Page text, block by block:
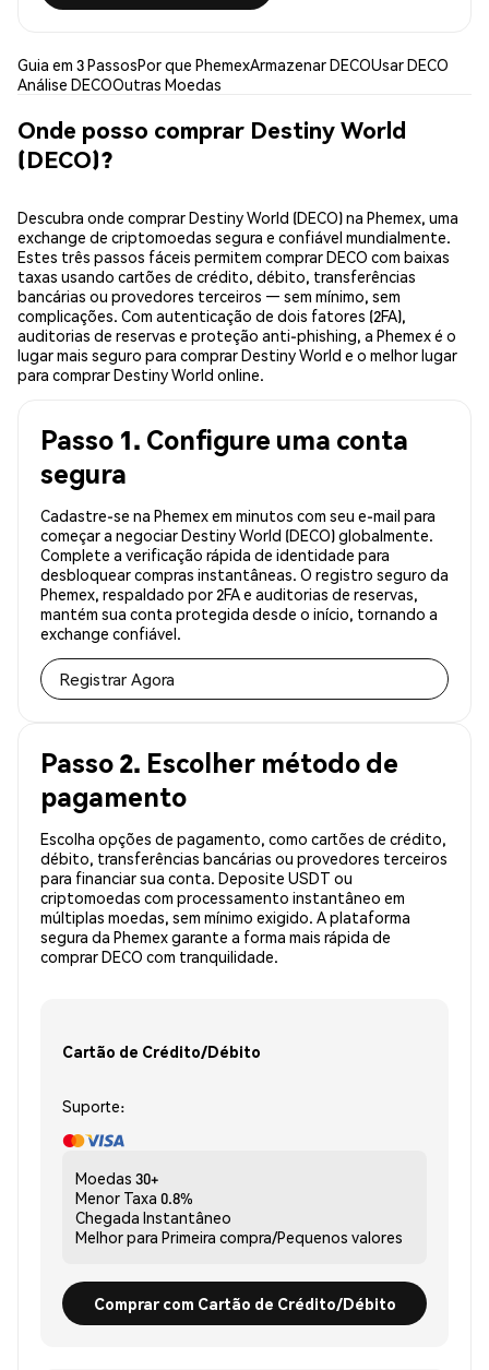
Guia em 3 PassosPor que PhemexArmazenar DECOUsar DECO
Análise DECOOutras Moedas
Onde posso comprar Destiny World
(DECO)?
Descubra onde comprar Destiny World (DECO) na Phemex, uma
exchange de criptomoedas segura e confiável mundialmente.
Estes três passos fáceis permitem comprar DECO com baixas
taxas usando cartões de crédito, débito, transferências
bancárias ou provedores terceiros — sem mínimo, sem
complicações. Com autenticação de dois fatores (2FA),
auditorias de reservas e proteção anti-phishing, a Phemex é o
lugar mais seguro para comprar Destiny World e o melhor lugar
para comprar Destiny World online.
Passo 1. Configure uma conta
segura
Cadastre-se na Phemex em minutos com seu e-mail para
começar a negociar Destiny World (DECO) globalmente.
Complete a verificação rápida de identidade para
desbloquear compras instantâneas. O registro seguro da
Phemex, respaldado por 2FA e auditorias de reservas,
mantém sua conta protegida desde o início, tornando a
exchange confiável.
Registrar Agora
Passo 2. Escolher método de
pagamento
Escolha opções de pagamento, como cartões de crédito,
débito, transferências bancárias ou provedores terceiros
para financiar sua conta. Deposite USDT ou
criptomoedas com processamento instantâneo em
múltiplas moedas, sem mínimo exigido. A plataforma
segura da Phemex garante a forma mais rápida de
comprar DECO com tranquilidade.
Cartão de Crédito/Débito
Suporte:
Moedas 30+
Menor Taxa 0.8%
Chegada Instantâneo
Melhor para Primeira compra/Pequenos valores
Comprar com Cartão de Crédito/Débito